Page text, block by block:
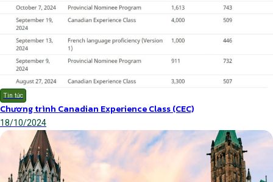
Tin tức
Chương trình Canadian Experience Class (CEC)
18/10/2024